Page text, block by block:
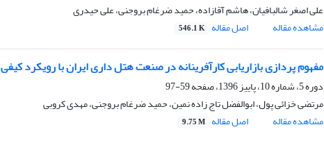
علی اصغر شالبافیان، هاشم آقازاده، حمید ضرغام بروجنی، علی حیدری
مشاهده مقاله
اصل مقاله 546.1 K
مفهوم پردازی بازاریابی کارآفرینانه در صنعت هتل داری ایران با رویکرد کیفی
دوره 5، شماره 10، پاییز 1396، صفحه
59-97
مرتضی خزائی پول، ابوالفضل تاج زاده نمین، حمید ضرغام بروجنی، مهدی کروبی
مشاهده مقاله
اصل مقاله 9.75 M